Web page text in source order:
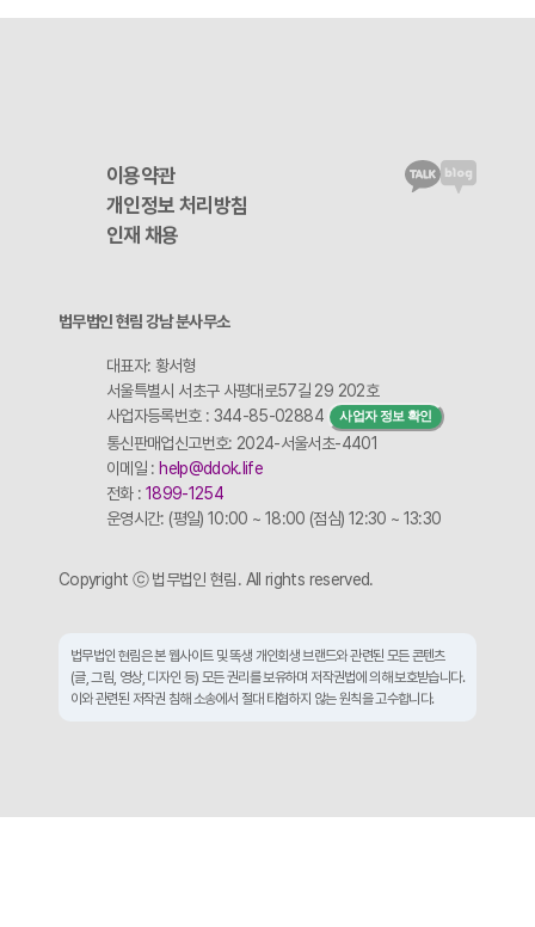
이용약관
개인정보 처리방침
인재 채용
법무법인 현림 강남 분사무소
대표자: 황서형
서울특별시 서초구 사평대로57길 29 202호
사업자등록번호 : 344-85-02884
사업자 정보 확인
통신판매업신고번호: 2024-서울서초-4401
이메일 : help@ddok.life
전화 : 1899-1254
운영시간: (평일) 10:00 ~ 18:00 (점심) 12:30 ~ 13:30
Copyright ⓒ 법무법인 현림. All rights reserved.
법무법인 현림은 본 웹사이트 및 똑생 개인회생 브랜드와 관련된 모든 콘텐츠
(글, 그림, 영상, 디자인 등) 모든 권리를 보유하며 저작권법에 의해 보호받습니다.
이와 관련된 저작권 침해 소송에서 절대 타협하지 않는 원칙을 고수합니다.